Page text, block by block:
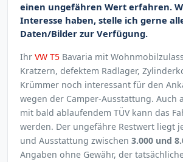
einen ungefähren Wert erfahren.
Interesse haben, stelle ich gerne
Daten/Bilder zur Verfügung.
Ihr VW T5 Bavaria mit
Kratzern, defektem Radlager,
Krümmer noch interessant für den
wegen der Camper-Ausstattung. Auch
mit bald ablaufendem TÜV kann das
werden. Der ungefähre Restwert liegt
und Ausstattung zwischen 3.000 und
Angaben ohne Gewähr, der